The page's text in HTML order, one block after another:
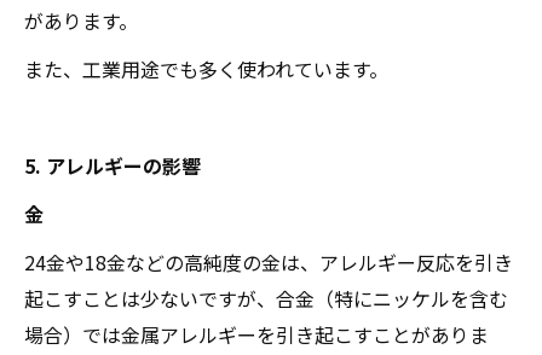
があります。
また、工業用途でも多く使われています。
5. アレルギーの影響
金
24金や18金などの高純度の金は、アレルギー反応を引き
起こすことは少ないですが、合金（特にニッケルを含む
場合）では金属アレルギーを引き起こすことがありま